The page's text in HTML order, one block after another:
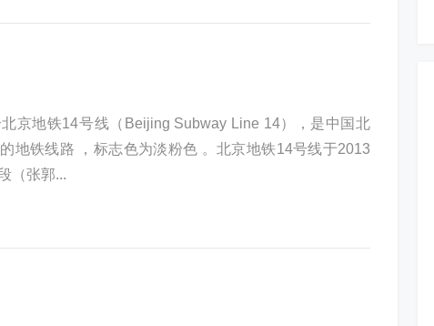
京地铁14号线（Beijing Subway Line 14），是中国北
地铁线路 ，标志色为淡粉色 。北京地铁14号线于2013
（张郭...